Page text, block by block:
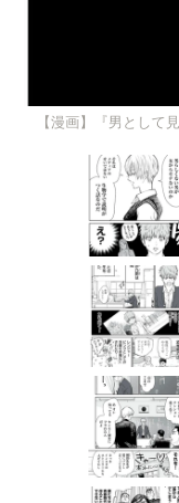
【漫画】『男として